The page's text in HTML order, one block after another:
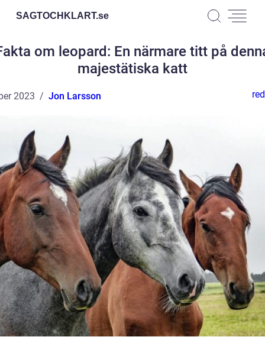
SAGTOCHKLART.se
om leopard: En närmare titt på
majestätiska katt
2023 Jon Larsson